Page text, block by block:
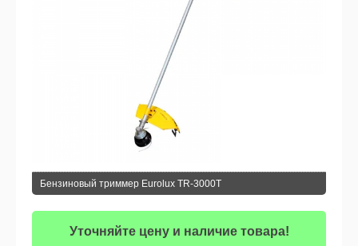
Бензиновый триммер Eurolux TR-3000T
Уточняйте цену и наличие товара!